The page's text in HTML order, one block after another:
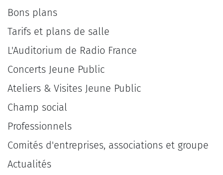
Bons plans
Tarifs et plans de salle
L'Auditorium de Radio France
Concerts Jeune Public
Ateliers & Visites Jeune Public
Champ social
Professionnels
Comités d'entreprises, associations et groupe
Actualités